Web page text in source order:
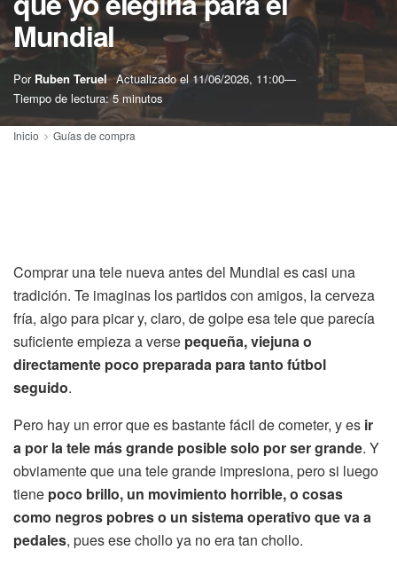
Mundial
Por Ruben Teruel Actualizado el 11/06/2026, 11:00
Tiempo de lectura: 5 minutos
Inicio Guías de compra
Comprar una tele nueva antes del Mundial es casi una
tradición. Te imaginas los partidos con amigos, la cerveza
fría, algo para picar y, claro, de golpe esa tele que parecía
suficiente empieza a verse pequeña, viejuna o
directamente poco preparada para tanto fútbol
seguido.
Pero hay un error que es bastante fácil de cometer, y es ir
a por la tele más grande posible solo por ser grande. Y
obviamente que una tele grande impresiona, pero si luego
tiene poco brillo, un movimiento horrible, o cosas
como negros pobres o un sistema operativo que va a
pedales, pues ese chollo ya no era tan chollo.